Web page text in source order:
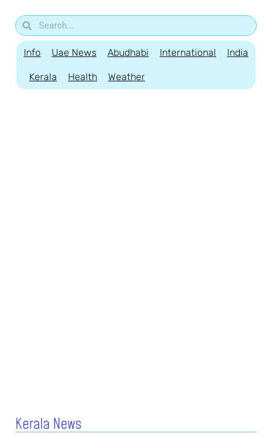
Info Uae News Abudhabi International India
Kerala Health Weather
Kerala News